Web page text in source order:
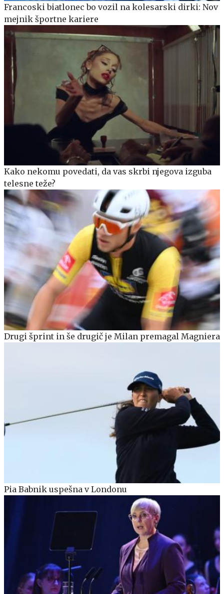
Francoski biatlonec bo vozil na kolesarski dirki: Nov
mejnik športne kariere
Kako nekomu povedati, da vas skrbi njegova izguba
telesne teže?
Drugi šprint in še drugič je Milan premagal Magniera
Pia Babnik uspešna v Londonu